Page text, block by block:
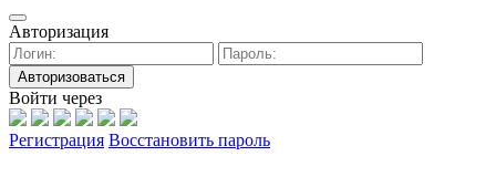
Авторизация
Авторизоваться
Войти через
Регистрация Восстановить пароль